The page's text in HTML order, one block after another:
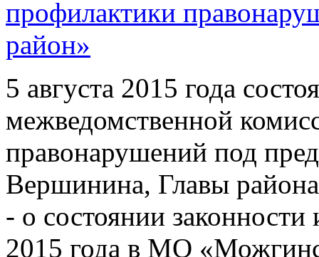
профилактики
район»
5 августа 2015 года
межведомственной
правонарушений под
Вершинина, Главы
- о состоянии законности
2015 года в МО